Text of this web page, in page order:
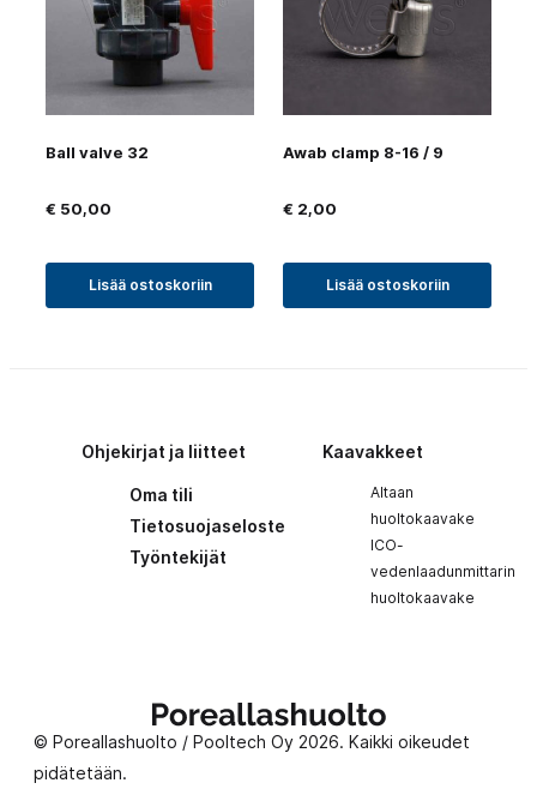
Ball valve 32
€ 50,00
Lisää ostoskoriin
Awab clamp 8-16 / 9
€ 2,00
Lisää ostoskoriin
Ohjekirjat ja liitteet
Oma tili
Tietosuojaseloste
Työntekijät
Kaavakkeet
Altaan
huoltokaavake
ICO-
vedenlaadunmittarin
huoltokaavake
Poreallashuolto
© Poreallashuolto / Pooltech Oy 2026. Kaikki oikeudet
pidätetään.